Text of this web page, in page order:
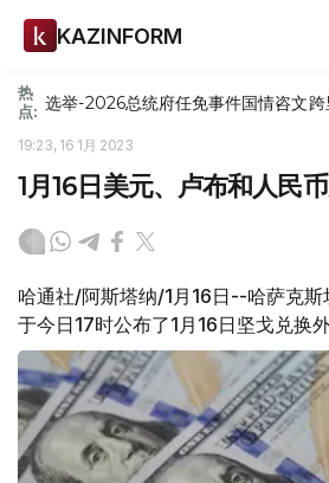
KAZINFORM
热
点: 选举-2026总统府任免事件国情咨文
19:23, 16 1月 2023
1月16日美元、卢布和人民
哈通社/阿斯塔纳/1月16日--哈萨克
于今日17时公布了1月16日坚戈兑换